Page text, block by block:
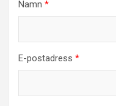
Namn *
E-postadress *